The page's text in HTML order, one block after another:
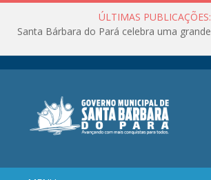
ÚLTIMAS PUBLICAÇÕES: